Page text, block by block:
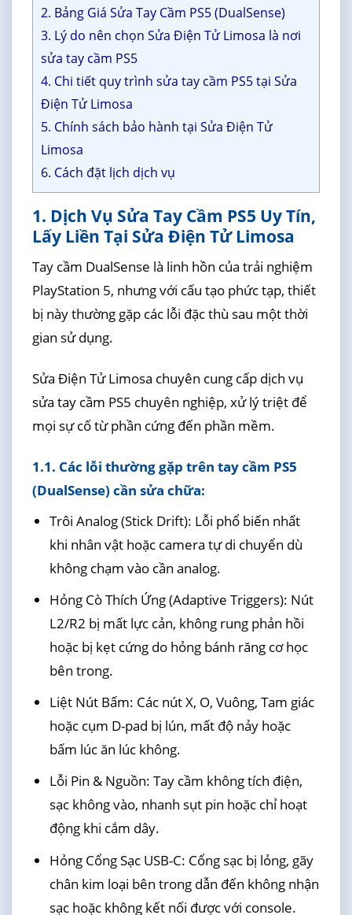
2. Bảng Giá Sửa Tay Cầm PS5 (DualSense)
3. Lý do nên chọn Sửa Điện Tử Limosa là nơi
sửa tay cầm PS5
4. Chi tiết quy trình sửa tay cầm PS5 tại Sửa
Điện Tử Limosa
5. Chính sách bảo hành tại Sửa Điện Tử
Limosa
6. Cách đặt lịch dịch vụ
1. Dịch Vụ Sửa Tay Cầm PS5 Uy Tín,
Lấy Liền Tại Sửa Điện Tử Limosa
Tay cầm DualSense là linh hồn của trải nghiệm
PlayStation 5, nhưng với cấu tạo phức tạp, thiết
bị này thường gặp các lỗi đặc thù sau một thời
gian sử dụng.
Sửa Điện Tử Limosa chuyên cung cấp dịch vụ
sửa tay cầm PS5 chuyên nghiệp, xử lý triệt để
mọi sự cố từ phần cứng đến phần mềm.
1.1. Các lỗi thường gặp trên tay cầm PS5
(DualSense) cần sửa chữa:
Trôi Analog (Stick Drift): Lỗi phổ biến nhất
khi nhân vật hoặc camera tự di chuyển dù
không chạm vào cần analog.
Hỏng Cò Thích Ứng (Adaptive Triggers): Nút
L2/R2 bị mất lực cản, không rung phản hồi
hoặc bị kẹt cứng do hỏng bánh răng cơ học
bên trong.
Liệt Nút Bấm: Các nút X, O, Vuông, Tam giác
hoặc cụm D-pad bị lún, mất độ nảy hoặc
bấm lúc ăn lúc không.
Lỗi Pin & Nguồn: Tay cầm không tích điện,
sạc không vào, nhanh sụt pin hoặc chỉ hoạt
động khi cắm dây.
Hỏng Cổng Sạc USB-C: Cổng sạc bị lỏng, gãy
chân kim loại bên trong dẫn đến không nhận
sạc hoặc không kết nối được với console.